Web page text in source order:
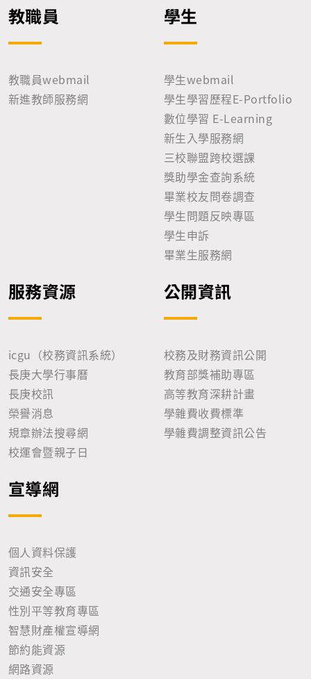
教職員
教職員webmail
新進教師服務網
學生
學生webmail
學生學習歷程E-Portfolio
數位學習 E-Learning
新生入學服務網
三校聯盟跨校選課
獎助學金查詢系統
畢業校友問卷調查
學生問題反映專區
學生申訴
畢業生服務網
服務資源
icgu（校務資訊系統）
長庚大學行事曆
長庚校訊
榮譽消息
規章辦法搜尋網
校運會暨親子日
公開資訊
校務及財務資訊公開
教育部獎補助專區
高等教育深耕計畫
學雜費收費標準
學雜費調整資訊公告
宣導網
個人資料保護
資訊安全
交通安全專區
性別平等教育專區
智慧財產權宣導網
節約能資源
網路資源